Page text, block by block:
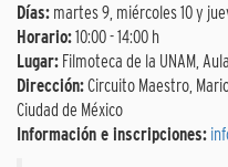
Días: martes 9, miércoles 10 y
Horario:10:00 - 14:00 h
Lugar: Filmoteca de la UNAM,
Dirección:Circuito Maestro,
Ciudad de México
Información e inscripciones: